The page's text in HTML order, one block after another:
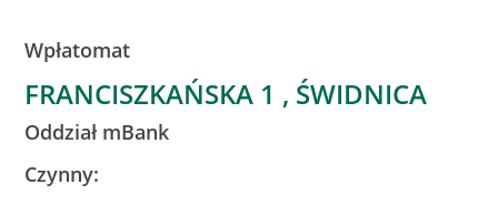
Wpłatomat
FRANCISZKAŃSKA 1 , ŚWIDNICA
Oddział mBank
Czynny: